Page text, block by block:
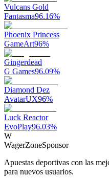
Vulcans Gold
Fantasma96.16%
Phoenix Princess
GameArt96%
Gingerdead
G Games96.09%
Diamond Dez
AvatarUX96%
Luck Reactor
EvoPlay96.03%
W
WagerZoneSponsor
Apuestas deportivas con las
para nuevos usuarios.